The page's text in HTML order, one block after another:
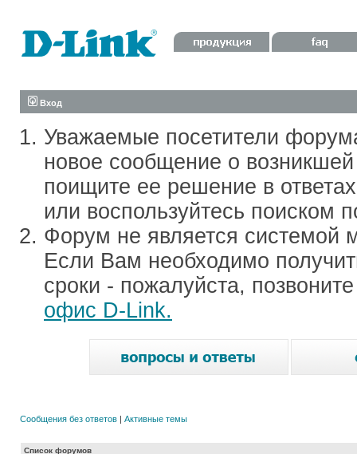
Вход
Уважаемые посетители
новое сообщение о
поищите ее решение в
или воспользуйтесь поиском
Форум не является системой
Если Вам необходимо
сроки - пожалуйста,
офис D-Link.
Сообщения без ответов | Активные темы
Список форумов